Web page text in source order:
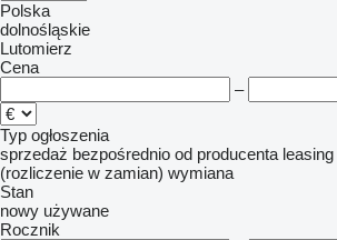
Polska
dolnośląskie
Lutomierz
Cena
–
Typ ogłoszenia
sprzedaż bezpośrednio od producenta leasing
(rozliczenie w zamian) wymiana
Stan
nowy używane
Rocznik